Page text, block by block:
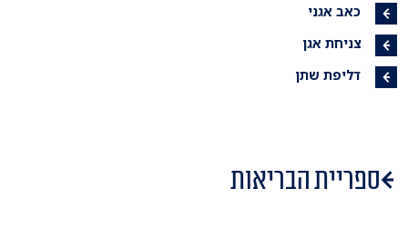
כאב אגני
צניחת אגן
דליפת שתן
ספריית הבריאות